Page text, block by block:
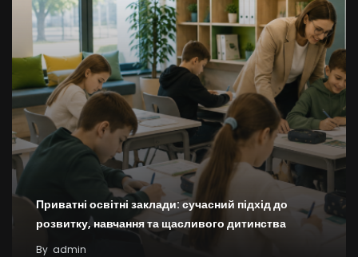
Приватні освітні заклади: сучасний підхід до
розвитку, навчання та щасливого дитинства
By admin